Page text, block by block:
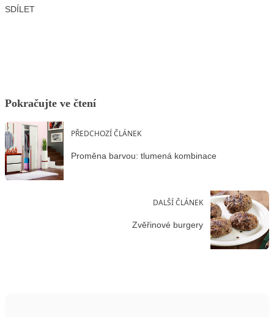
SDÍLET
Pokračujte ve čtení
PŘEDCHOZÍ ČLÁNEK
Proměna barvou: tlumená kombinace
DALŠÍ ČLÁNEK
Zvěřinové burgery